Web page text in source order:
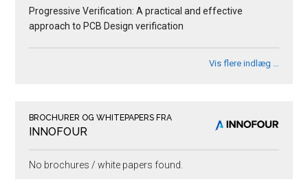
Progressive Verification: A practical and effective
approach to PCB Design verification
Vis flere indlæg …
BROCHURER OG WHITEPAPERS FRA
INNOFOUR
No brochures / white papers found.